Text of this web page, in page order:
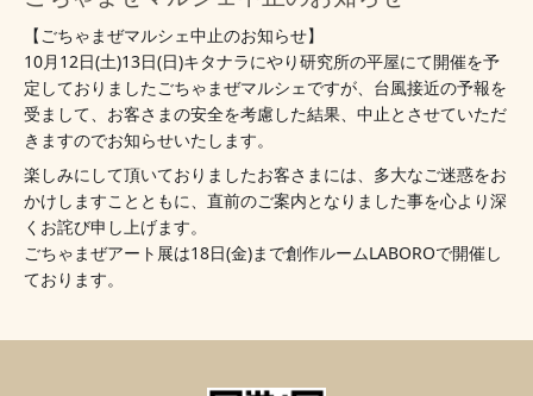
【ごちゃまぜマルシェ中止のお知らせ】
10月12日(土)13日(日)キタナラにやり研究所の平屋にて開催を予
定しておりましたごちゃまぜマルシェですが、台風接近の予報を
受まして、お客さまの安全を考慮した結果、中止とさせていただ
きますのでお知らせいたします。
楽しみにして頂いておりましたお客さまには、多大なご迷惑をお
かけしますことともに、直前のご案内となりました事を心より深
くお詫び申し上げます。
ごちゃまぜアート展は18日(金)まで創作ルームLABOROで開催し
ております。